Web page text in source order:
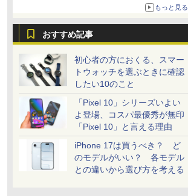
もっと見る
おすすめ記事
初心者の方におくる、スマー
トウォッチを選ぶときに確認
したい10のこと
「Pixel 10」シリーズいよい
よ登場、コスパ最優秀が無印
「Pixel 10」と言える理由
iPhone 17は買うべき？ ど
のモデルがいい？ 各モデル
との違いから選び方を考える